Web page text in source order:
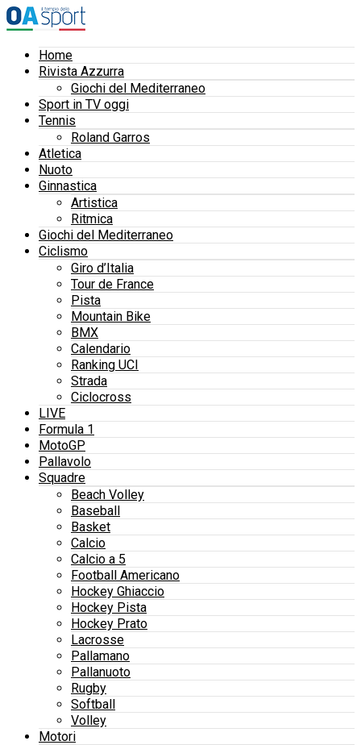
Home
Rivista Azzurra
Giochi del Mediterraneo
Sport in TV oggi
Tennis
Roland Garros
Atletica
Nuoto
Ginnastica
Artistica
Ritmica
Giochi del Mediterraneo
Ciclismo
Giro d’Italia
Tour de France
Pista
Mountain Bike
BMX
Calendario
Ranking UCI
Strada
Ciclocross
LIVE
Formula 1
MotoGP
Pallavolo
Squadre
Beach Volley
Baseball
Basket
Calcio
Calcio a 5
Football Americano
Hockey Ghiaccio
Hockey Pista
Hockey Prato
Lacrosse
Pallamano
Pallanuoto
Rugby
Softball
Volley
Motori